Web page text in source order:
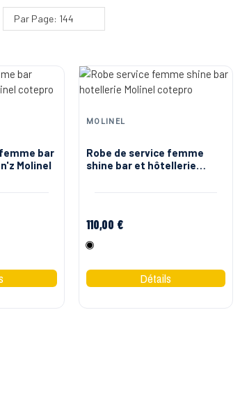
Par Page: 144
bar
Molinel
MOLINEL
Robe de service femme
shine bar et hôtellerie
110,00 €
Noir